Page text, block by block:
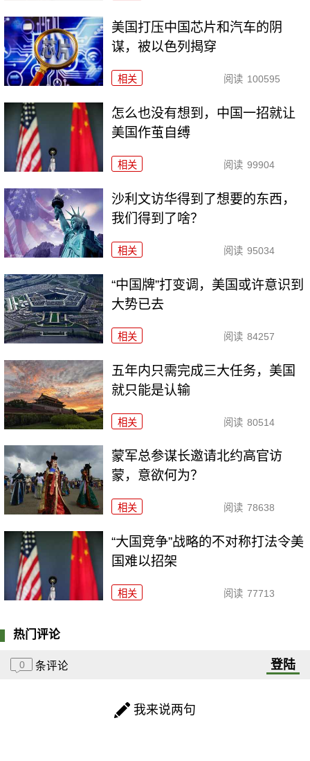
美国打压中国芯片和汽车的阴
谋，被以色列揭穿
相关 阅读 100595
怎么也没有想到，中国一招就让
美国作茧自缚
相关 阅读 99904
沙利文访华得到了想要的东西，
我们得到了啥？
相关 阅读 95034
“中国牌”打变调，美国或许意识到
大势已去
相关 阅读 84257
五年内只需完成三大任务，美国
就只能是认输
相关 阅读 80514
​蒙军总参谋长邀请北约高官访
蒙，意欲何为？
相关 阅读 78638
“大国竞争”战略的不对称打法令美
国难以招架
相关 阅读 77713
热门评论
0 条评论 登陆
我来说两句